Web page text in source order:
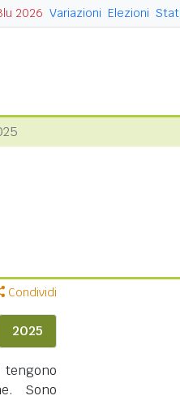
2026 Variazioni Elezioni
Condividi
2025
tengono
Sono